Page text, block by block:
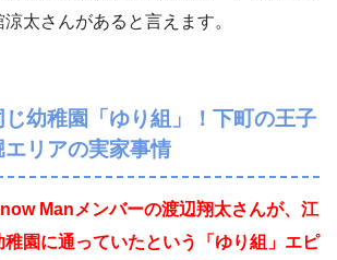
太さんがあると言えます。
幼稚園「ゆり組」！下町の王子
リアの実家事情
Manメンバーの渡辺翔太さんが、江
稚園に通っていたという「ゆり組」エピ